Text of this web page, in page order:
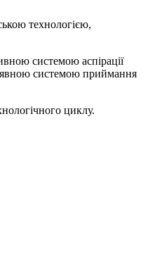
технологією,
системою аспірації
системою приймання
циклу.